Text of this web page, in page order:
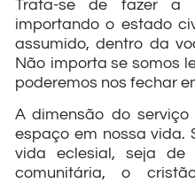
Trata-se de fazer a
importando o estado
assumido, dentro da
Não importa se somos
poderemos nos fechar
A dimensão do
espaço em nossa vida.
vida eclesial, seja
comunitária, o